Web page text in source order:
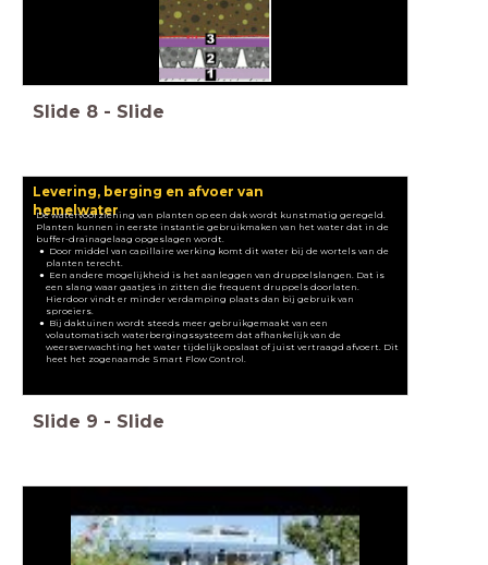
Slide 8 - Slide
Levering, berging en afvoer van
hemelwater
De watervoorziening van planten op een dak wordt kunstmatig geregeld.
Planten kunnen in eerste instantie gebruikmaken van het water dat in de
buffer-drainagelaag opgeslagen wordt.
Door middel van capillaire werking komt dit water bij de wortels van de
planten terecht.
Een andere mogelijkheid is het aanleggen van druppelslangen. Dat is
een slang waar gaatjes in zitten die frequent druppels doorlaten.
Hierdoor vindt er minder verdamping plaats dan bij gebruik van
sproeiers.
Bij daktuinen wordt steeds meer gebruikgemaakt van een
volautomatisch waterbergingssysteem dat afhankelijk van de
weersverwachting het water tijdelijk opslaat of juist vertraagd afvoert. Dit
heet het zogenaamde Smart Flow Control.
Slide 9 - Slide